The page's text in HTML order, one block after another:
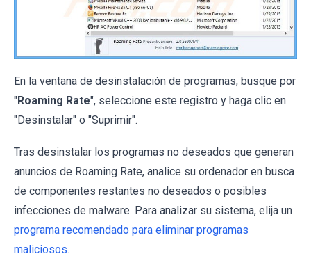
En la ventana de desinstalación de programas, busque por
"Roaming Rate", seleccione este registro y haga clic en
"Desinstalar" o "Suprimir".
Tras desinstalar los programas no deseados que generan
anuncios de Roaming Rate, analice su ordenador en busca
de componentes restantes no deseados o posibles
infecciones de malware. Para analizar su sistema, elija un
programa recomendado para eliminar programas
maliciosos.